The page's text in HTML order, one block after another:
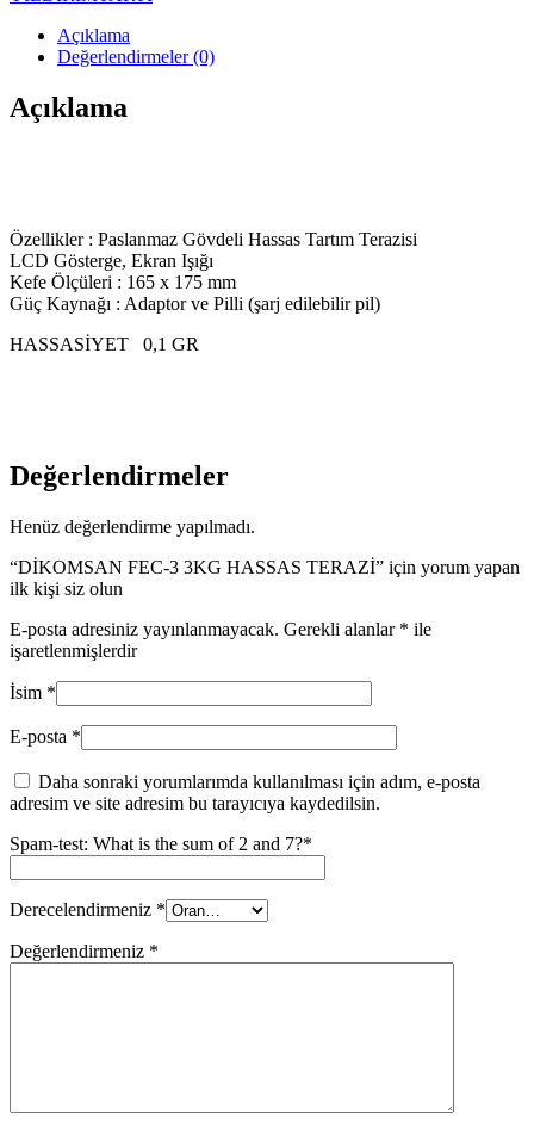
Açıklama
Değerlendirmeler (0)
Açıklama
Özellikler : Paslanmaz Gövdeli Hassas Tartım Terazisi
LCD Gösterge, Ekran Işığı
Kefe Ölçüleri : 165 x 175 mm
Güç Kaynağı : Adaptor ve Pilli (şarj edilebilir pil)
HASSASİYET 0,1 GR
Değerlendirmeler
Henüz değerlendirme yapılmadı.
“DİKOMSAN FEC-3 3KG HASSAS TERAZİ” için yorum yapan
ilk kişi siz olun
E-posta adresiniz yayınlanmayacak. Gerekli alanlar * ile
işaretlenmişlerdir
İsim *
E-posta *
Daha sonraki yorumlarımda kullanılması için adım, e-posta
adresim ve site adresim bu tarayıcıya kaydedilsin.
Spam-test: What is the sum of 2 and 7?*
Derecelendirmeniz *
Değerlendirmeniz *